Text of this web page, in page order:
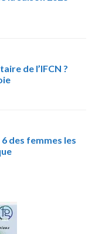
de l’IFCN ?
des femmes les